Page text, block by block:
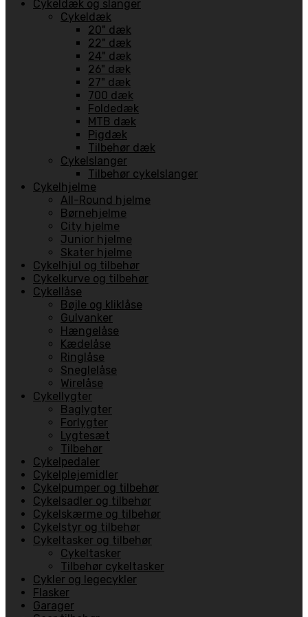
Cykeldæk og slanger
Cykeldæk
20" dæk
22" dæk
24" dæk
26" dæk
27" dæk
700 dæk
Foldedæk
MTB dæk
Pigdæk
Tilbehør dæk
Cykelslanger
Tilbehør cykelslanger
Cykelhjelme
All-Round hjelme
Børnehjelme
City hjelme
Junior hjelme
Skater hjelme
Cykelhjul og tilbehør
Cykelkurve og tilbehør
Cykellåse
Bøjle og kliklåse
Gulvanker
Hængelåse
Kædelåse
Ringlåse
Sneglelåse
Wirelåse
Cykellygter
Baglygter
Forlygter
Lygtesæt
Tilbehør
Cykelpedaler
Cykelplejemidler
Cykelpumper og tilbehør
Cykelsadler og tilbehør
Cykelskærme og tilbehør
Cykelstyr og tilbehør
Cykeltasker og tilbehør
Cykeltasker
Tilbehør cykeltasker
Cykler og legecykler
Flasker
Garager